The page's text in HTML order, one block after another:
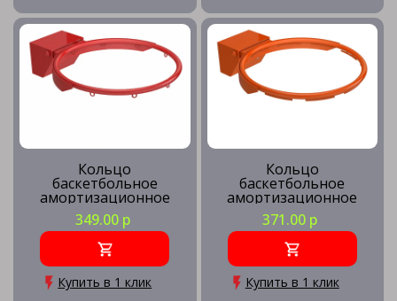
Кольцо
баскетбольное
амортизационное
массовое
349.00 р
Купить в 1 клик
Кольцо
баскетбольное
амортизационное
игровое
371.00 р
Купить в 1 клик